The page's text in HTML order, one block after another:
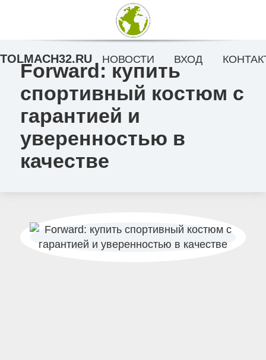
Forward: купить
спортивный костюм с
гарантией и
уверенностью в
качестве
TOLMACH32.RU НОВОСТИ ВХОД